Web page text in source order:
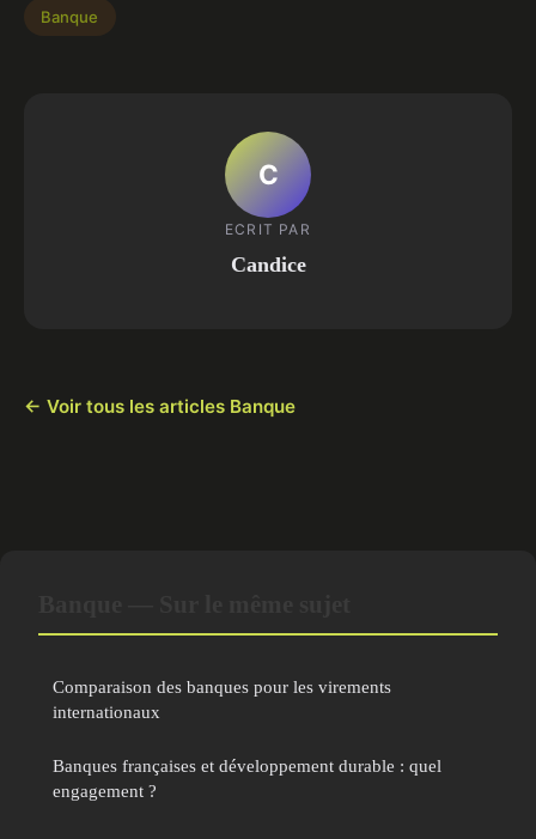
Banque
C
ECRIT PAR
Candice
← Voir tous les articles Banque
Comparaison des banques pour les virements
internationaux
Banques françaises et développement durable : quel
engagement ?